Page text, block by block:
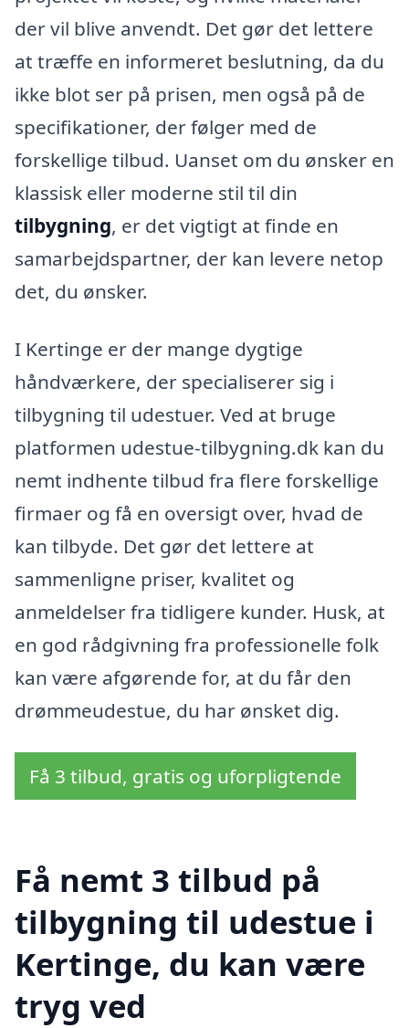
der vil blive anvendt. Det gør det lettere
at træffe en informeret beslutning, da du
ikke blot ser på prisen, men også på de
specifikationer, der følger med de
forskellige tilbud. Uanset om du ønsker en
klassisk eller moderne stil til din
tilbygning, er det vigtigt at finde en
samarbejdspartner, der kan levere netop
det, du ønsker.
I Kertinge er der mange dygtige
håndværkere, der specialiserer sig i
tilbygning til udestuer. Ved at bruge
platformen udestue-tilbygning.dk kan du
nemt indhente tilbud fra flere forskellige
firmaer og få en oversigt over, hvad de
kan tilbyde. Det gør det lettere at
sammenligne priser, kvalitet og
anmeldelser fra tidligere kunder. Husk, at
en god rådgivning fra professionelle folk
kan være afgørende for, at du får den
drømmeudestue, du har ønsket dig.
Få 3 tilbud, gratis og uforpligtende
Få nemt 3 tilbud på
tilbygning til udestue i
Kertinge, du kan være
tryg ved